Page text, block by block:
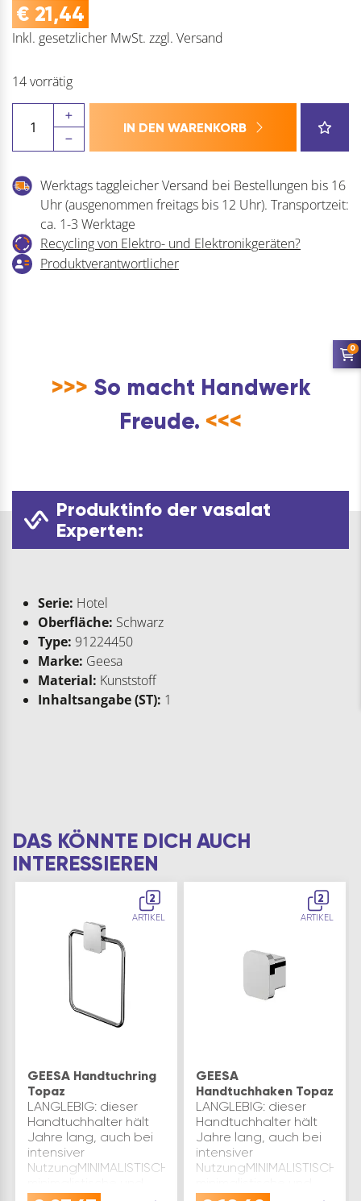
€ 21,44
Inkl. gesetzlicher MwSt. zzgl. Versand
14 vorrätig
Toilettenbürste
Hotel
Wc
Bürste,
Klobürste
aus
Kunststoff,
IN DEN WARENKORB
Werktags taggleicher Versand bei Bestellungen bis 16
Uhr (ausgenommen freitags bis 12 Uhr). Transportzeit:
ca. 1-3 Werktage
Recycling von Elektro- und Elektronikgeräten?
Produktverantwortlicher
>>> So macht Handwerk
Freude. <<<
Produktinfo der vasalat
Experten:
Serie: Hotel
Oberfläche: Schwarz
Type: 91224450
Marke: Geesa
Material: Kunststoff
Inhaltsangabe (ST): 1
DAS KÖNNTE DICH AUCH
INTERESSIEREN
2
ARTIKEL
GEESA Handtuchring
Topaz
LANGLEBIG: dieser
Handtuchhalter hält
Jahre lang, auch bei
intensiver
NutzungMINIMALISTISCH:
geometrische
2
ARTIKEL
GEESA
Handtuchhaken Topaz
LANGLEBIG: dieser
Handtuchhalter hält
Jahre lang, auch bei
intensiver
NutzungMINIMALISTISCH:
geometrische
0